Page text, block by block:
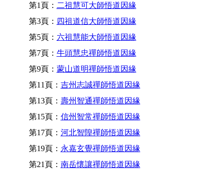
第1頁： 二祖慧可大師悟道因緣
第3頁： 四祖道信大師悟道因緣
第5頁： 六祖慧能大師悟道因緣
第7頁： 牛頭慧忠禪師悟道因緣
第9頁： 蒙山道明禪師悟道因緣
第11頁： 吉州志誠禪師悟道因緣
第13頁： 壽州智通禪師悟道因緣
第15頁： 信州智常禪師悟道因緣
第17頁： 河北智隍禪師悟道因緣
第19頁： 永嘉玄覺禪師悟道因緣
第21頁： 南岳懷讓禪師悟道因緣